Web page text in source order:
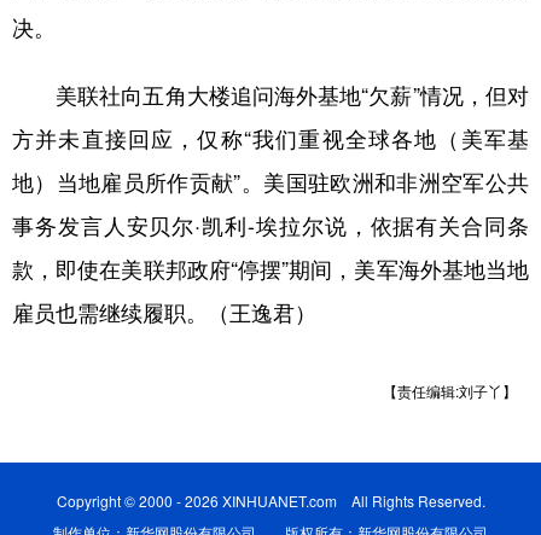
决。
美联社向五角大楼追问海外基地“欠薪”情况，但对
方并未直接回应，仅称“我们重视全球各地（美军基
地）当地雇员所作贡献”。美国驻欧洲和非洲空军公共
事务发言人安贝尔·凯利-埃拉尔说，依据有关合同条
款，即使在美联邦政府“停摆”期间，美军海外基地当地
雇员也需继续履职。（王逸君）
【责任编辑:刘子丫】
Copyright © 2000 - 2026 XINHUANET.com All Rights Reserved.